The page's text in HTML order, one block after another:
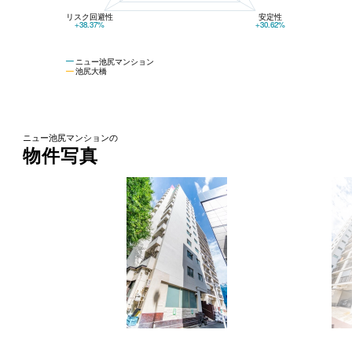
ニュー池尻マンション
池尻大橋
リスク回避性
+38.37%
安定性
+30.62%
ニュー池尻マンションの
物件写真